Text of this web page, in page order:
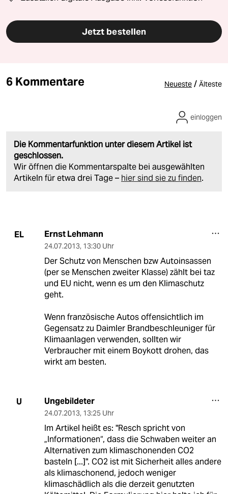
Jetzt bestellen
6 Kommentare Neueste / Älteste
Die Kommentarfunktion unter diesem Artikel ist
geschlossen.
Wir öffnen die Kommentarspalte bei ausgewählten
Artikeln für etwa drei Tage – hier sind sie zu finden.
einloggen
EL Ernst Lehmann
24.07.2013, 13:30 Uhr
Der Schutz von Menschen bzw Autoinsassen
(per se Menschen zweiter Klasse) zählt bei taz
und EU nicht, wenn es um den Klimaschutz
geht.
Wenn französische Autos offensichtlich im
Gegensatz zu Daimler Brandbeschleuniger für
Klimaanlagen verwenden, sollten wir
Verbraucher mit einem Boykott drohen, das
wirkt am besten.
U Ungebildeter
24.07.2013, 13:25 Uhr
Im Artikel heißt es: "Resch spricht von
„Informationen“, dass die Schwaben weiter an
Alternativen zum klimaschonenden CO2
basteln [...]". CO2 ist mit Sicherheit alles andere
als klimaschonend, jedoch weniger
klimaschädlich als die derzeit genutzten